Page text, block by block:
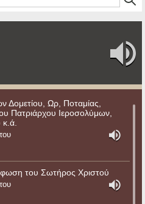
Δομετίου, Ωρ, Ποταμίας,
Πατριάρχου Ιεροσολύμων,
κ.ά.
του Σωτήρος Χριστού